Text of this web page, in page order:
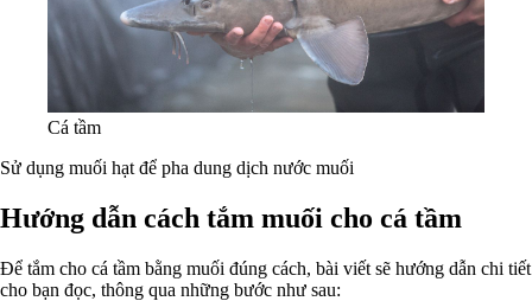
Cá tầm
Sử dụng muối hạt để pha dung dịch nước muối
Hướng dẫn cách tắm muối cho cá tầm
Để tắm cho cá tầm bằng muối đúng cách, bài viết sẽ hướng dẫn chi tiết
cho bạn đọc, thông qua những bước như sau: